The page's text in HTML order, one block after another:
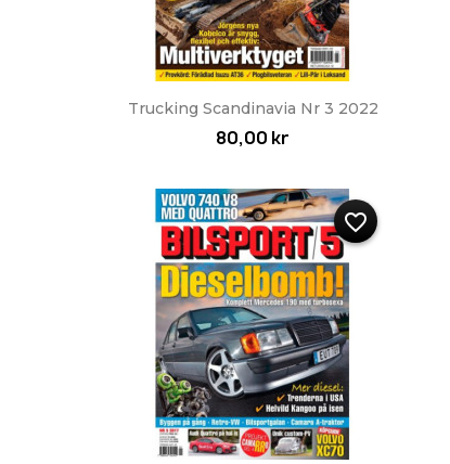
Snabbvy
Trucking Scandinavia Nr 3 2022
80,00 kr
favorite_border